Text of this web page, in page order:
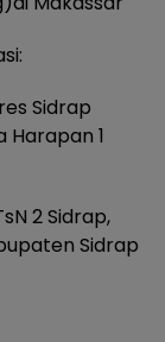
Sidrap
1
2 Sidrap,
Sidrap